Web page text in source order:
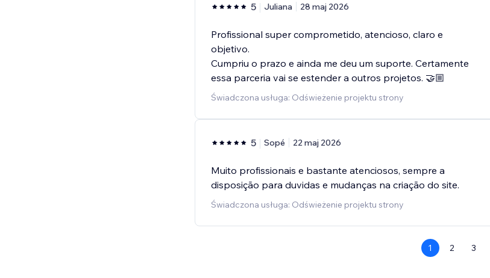
5 Juliana 28 maj 2026
Profissional super comprometido, atencioso, claro e
objetivo.
Cumpriu o prazo e ainda me deu um suporte. Certamente
essa parceria vai se estender a outros projetos. 🤝🏼
Świadczona usługa: Odświeżenie projektu strony
5 Sopé 22 maj 2026
Muito profissionais e bastante atenciosos, sempre a
disposição para duvidas e mudanças na criação do site.
Świadczona usługa: Odświeżenie projektu strony
1 2 3